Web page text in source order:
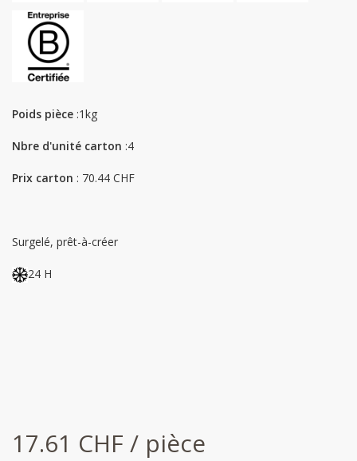
Poids pièce :1kg
Nbre d'unité carton :4
Prix carton : 70.44 CHF
Surgelé, prêt-à-créer
24 H
17.61 CHF / pièce